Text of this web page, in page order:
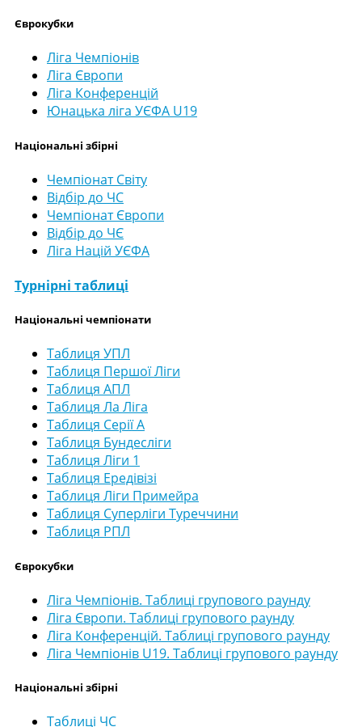
Єврокубки
Ліга Чемпіонів
Ліга Європи
Ліга Конференцій
Юнацька ліга УЄФА U19
Національні збірні
Чемпіонат Світу
Відбір до ЧС
Чемпіонат Європи
Відбір до ЧЄ
Ліга Націй УЄФА
Турнірні таблиці
Національні чемпіонати
Таблиця УПЛ
Таблиця Першої Ліги
Таблиця АПЛ
Таблиця Ла Ліга
Таблиця Серії А
Таблиця Бундесліги
Таблиця Ліги 1
Таблиця Ередівізі
Таблиця Ліги Примейра
Таблиця Суперліги Туреччини
Таблиця РПЛ
Єврокубки
Ліга Чемпіонів. Таблиці групового раунду
Ліга Європи. Таблиці групового раунду
Ліга Конференцій. Таблиці групового раунду
Ліга Чемпіонів U19. Таблиці групового раунду
Національні збірні
Таблиці ЧС